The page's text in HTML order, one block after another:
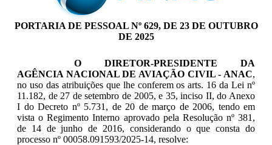
PORTARIA DE PESSOAL Nº 629, DE 23 DE OUTUBRO
DE 2025
O DIRETOR-PRESIDENTE DA
AGÊNCIA NACIONAL DE AVIAÇÃO CIVIL - ANAC,
no uso das atribuições que lhe conferem os arts. 16 da Lei nº
11.182, de 27 de setembro de 2005, e 35, inciso II, do Anexo
I do Decreto nº 5.731, de 20 de março de 2006, tendo em
vista o Regimento Interno aprovado pela Resolução nº 381,
de 14 de junho de 2016, considerando o que consta do
processo nº 00058.091593/2025-14, resolve: